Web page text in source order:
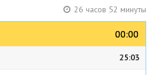
26 часов 52 минуты
00:00
00:00
25:03